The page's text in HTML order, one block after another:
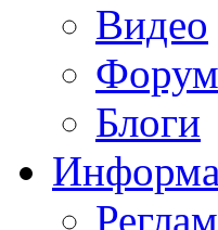
Видео
Форум
Блоги